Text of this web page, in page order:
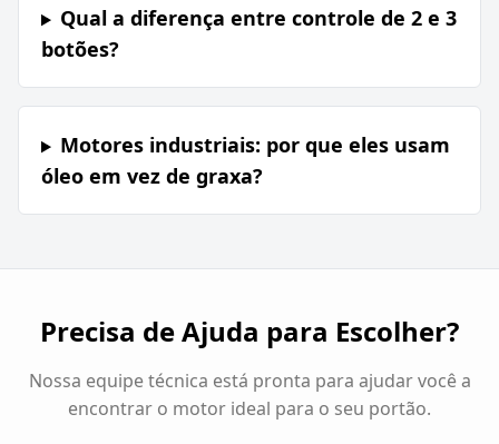
Qual a diferença entre controle de 2 e 3
botões?
Motores industriais: por que eles usam
óleo em vez de graxa?
Precisa de Ajuda para Escolher?
Nossa equipe técnica está pronta para ajudar você a
encontrar o motor ideal para o seu portão.